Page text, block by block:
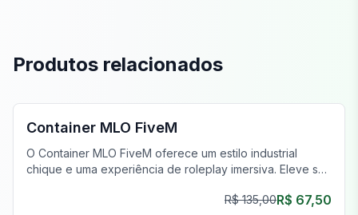
Produtos relacionados
Container MLO FiveM
O Container MLO FiveM oferece um estilo industrial
chique e uma experiência de roleplay imersiva. Eleve seu
R$ 135,00R$ 67,50